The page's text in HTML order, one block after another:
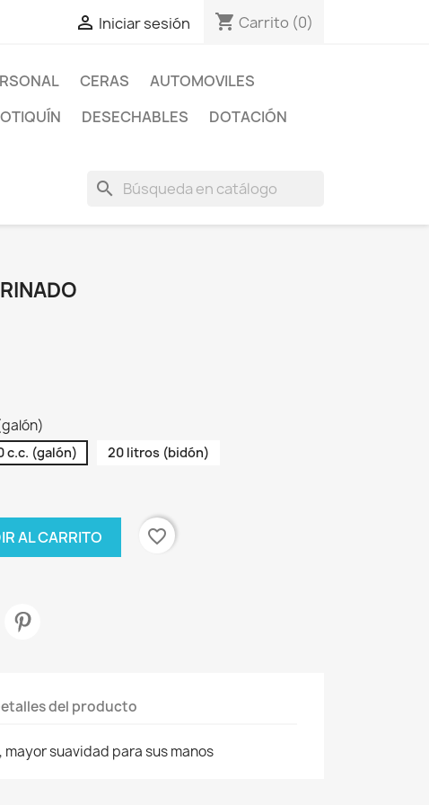
 Iniciar sesión shopping_cart Carrito (0)
CERAS
AUTOMOVILES
DESECHABLES
DOTACIÓN
search
c.c. (galón) 20 litros (bidón)
AL CARRITO favorite_border
del producto
suavidad para sus manos